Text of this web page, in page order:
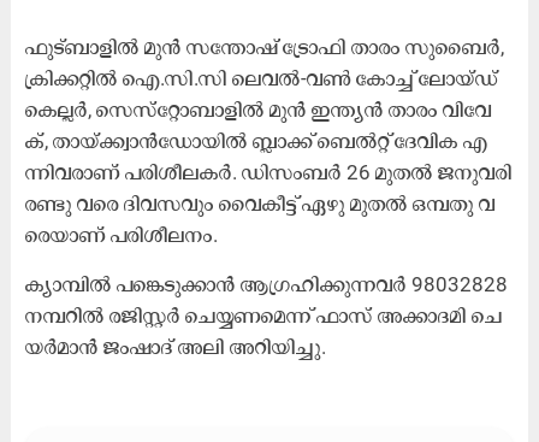
ഫു​ട്ബാ​ളി​ൽ മു​ൻ സ​ന്തോ​ഷ് ട്രോ​ഫി താ​രം സു​ബൈ​ർ,
ക്രി​ക്ക​റ്റി​ൽ ഐ.​സി.​സി ലെ​വ​ൽ-​വ​ൺ കോ​ച്ച് ലോ​യ്ഡ്
കെ​ല്ല​ർ, സെ​സ്‌​റ്റോ​ബാ​ളി​ൽ മു​ൻ ഇ​ന്ത്യ​ൻ താ​രം വി​വേ​
ക്, താ​യ്‌​ക്ക്വാ​ൻഡോയി​ൽ ബ്ലാ​ക്ക് ബെ​ൽ​റ്റ് ദേ​വി​ക എ​
ന്നി​വ​രാ​ണ് പ​രി​ശീ​ല​ക​ർ. ഡി​സം​ബ​ർ 26 മു​ത​ൽ ജ​നു​വ​രി
ര​ണ്ടു വ​രെ ദി​വ​സ​വും വൈ​കീ​ട്ട്‌ ഏ​ഴു മു​ത​ൽ ഒ​മ്പ​തു വ​
രെ​യാ​ണ് പ​രി​ശീ​ല​നം.
ക്യാ​മ്പി​ൽ പ​ങ്കെ​ടു​ക്കാ​ൻ ആ​ഗ്ര​ഹി​ക്കു​ന്ന​വ​ർ 98032828
ന​മ്പ​റി​ൽ ര​ജി​സ്റ്റ​ർ ചെ​യ്യ​ണ​മെ​ന്ന് ഫാ​സ് അ​ക്കാ​ദ​മി ചെ​
യ​ർ​മാ​ൻ ജം​ഷാ​ദ്‌ അ​ലി അ​റി​യി​ച്ചു.